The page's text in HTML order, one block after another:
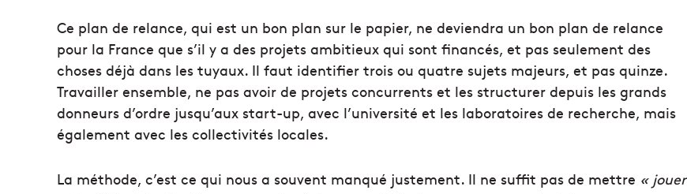
Ce plan de relance, qui est un bon plan sur le papier, ne deviendra un bon plan de relance
pour la France que s’il y a des projets ambitieux qui sont financés, et pas seulement des
choses déjà dans les tuyaux. Il faut identifier trois ou quatre sujets majeurs, et pas quinze.
Travailler ensemble, ne pas avoir de projets concurrents et les structurer depuis les grands
donneurs d’ordre jusqu’aux start-up, avec l’université et les laboratoires de recherche, mais
également avec les collectivités locales.
La méthode, c’est ce qui nous a souvent manqué justement. Il ne suffit pas de mettre « jouer